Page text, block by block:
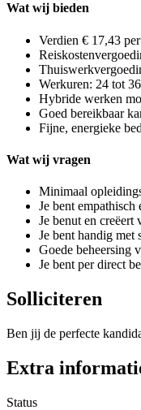
Wat wij bieden
Verdien € 17,43
Werkuren: 24 tot
Hybride werken
Goed bereikbaar
Fijne, energieke
Wat wij vragen
Minimaal
Je bent
Je benut en creëert
Je bent handig met
Goede beheersing
Je bent per direct
Solliciteren
Ben jij de perfecte
Extra
Status